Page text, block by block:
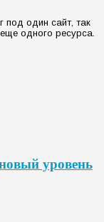
под один сайт, так
одного ресурса.
уровень